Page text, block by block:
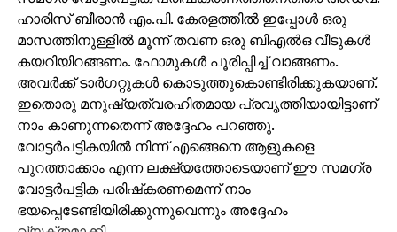
ഹാരിസ് ബീരാന്‍ എം.പി. കേരളത്തില്‍ ഇപ്പോള്‍ ഒരു
മാസത്തിനുള്ളില്‍ മൂന്ന് തവണ ഒരു ബിഎല്‍ഒ വീടുകള്‍
കയറിയിറങ്ങണം. ഫോമുകള്‍ പൂരിപ്പിച്ച് വാങ്ങണം.
അവര്‍ക്ക് ടാര്‍ഗറ്റുകള്‍ കൊടുത്തുകൊണ്ടിരിക്കുകയാണ്.
ഇതൊരു മനുഷ്യത്വരഹിതമായ പ്രവൃത്തിയായിട്ടാണ്
നാം കാണുന്നതെന്ന് അദ്ദേഹം പറഞ്ഞു.
വോട്ടര്‍പട്ടികയില്‍ നിന്ന് എങ്ങെനെ ആളുകളെ
പുറത്താക്കാം എന്ന ലക്ഷ്യത്തോടെയാണ് ഈ സമഗ്ര
വോട്ടര്‍പട്ടിക പരിഷ്‌കരണമെന്ന് നാം
ഭയപ്പെടേണ്ടിയിരിക്കുന്നുവെന്നും അദ്ദേഹം